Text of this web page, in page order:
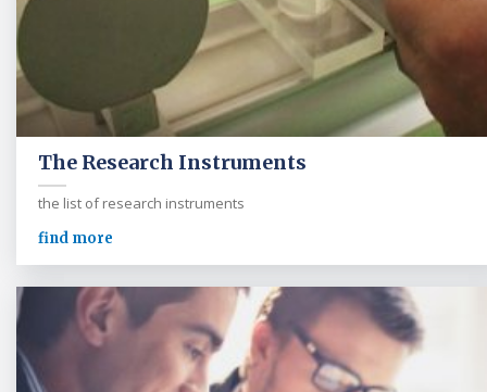
The Research Instruments
the list of research instruments
find more